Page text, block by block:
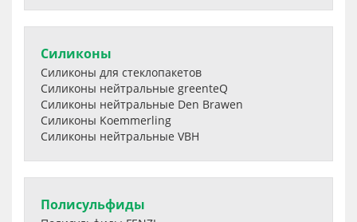
Силиконы
Силиконы для стеклопакетов
Силиконы нейтральные greenteQ
Силиконы нейтральные Den Brawen
Силиконы Koemmerling
Силиконы нейтральные VBH
Полисульфиды